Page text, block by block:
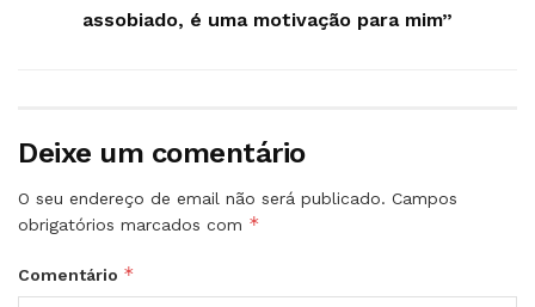
assobiado, é uma motivação para mim”
Deixe um comentário
O seu endereço de email não será publicado. Campos
obrigatórios marcados com *
Comentário *